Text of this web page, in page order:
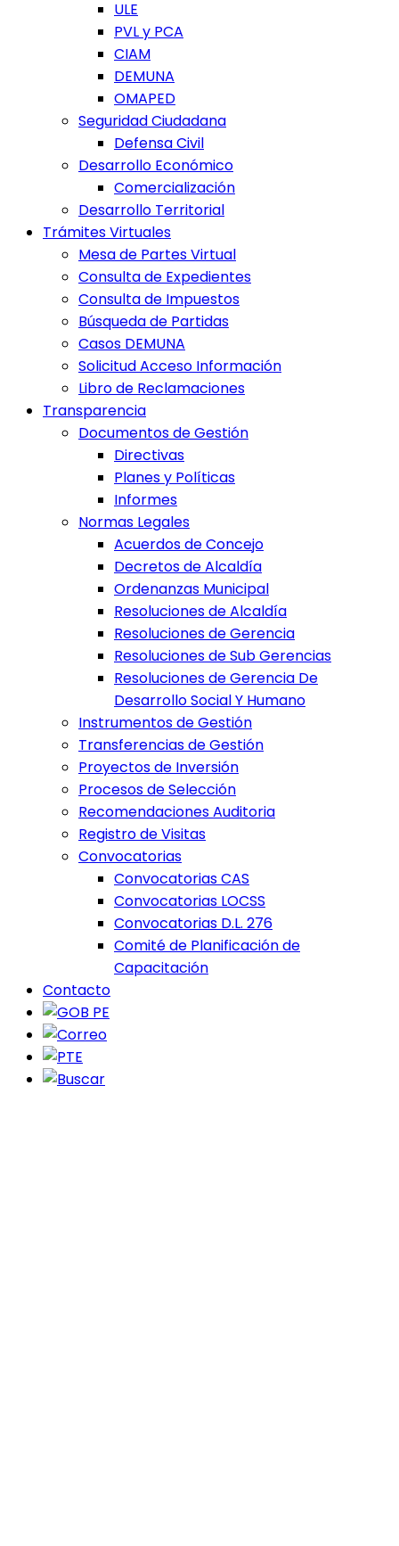
ULE
PVL y PCA
CIAM
DEMUNA
OMAPED
Seguridad Ciudadana
Defensa Civil
Desarrollo Económico
Comercialización
Desarrollo Territorial
Trámites Virtuales
Mesa de Partes Virtual
Consulta de Expedientes
Consulta de Impuestos
Búsqueda de Partidas
Casos DEMUNA
Solicitud Acceso Información
Libro de Reclamaciones
Transparencia
Documentos de Gestión
Directivas
Planes y Políticas
Informes
Normas Legales
Acuerdos de Concejo
Decretos de Alcaldía
Ordenanzas Municipal
Resoluciones de Alcaldía
Resoluciones de Gerencia
Resoluciones de Sub Gerencias
Resoluciones de Gerencia De
Desarrollo Social Y Humano
Instrumentos de Gestión
Transferencias de Gestión
Proyectos de Inversión
Procesos de Selección
Recomendaciones Auditoria
Registro de Visitas
Convocatorias
Convocatorias CAS
Convocatorias LOCSS
Convocatorias D.L. 276
Comité de Planificación de
Capacitación
Contacto